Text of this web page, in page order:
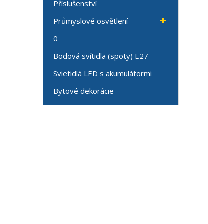
Příslušenství
Průmyslové osvětlení
0
Bodová svítidla (spoty) E27
Svietidlá LED s akumulátormi
Bytové dekorácie